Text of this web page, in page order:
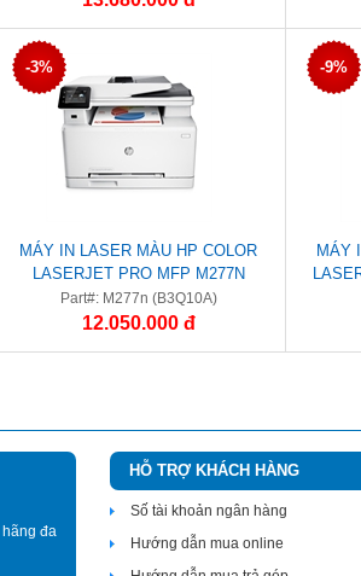
-3%
MÁY IN LASER MÀU HP COLOR
LASERJET PRO MFP M277N
(B3Q10A) (IN/SCAN/COPY/FAX)
Part#: M277n (B3Q10A)
12.050.000 đ
-9%
MÁY
đa
HỖ TRỢ KHÁCH HÀNG
Số tài khoản ngân hàng
Hướng dẫn mua online